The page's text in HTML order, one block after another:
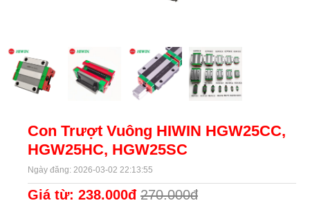
Con Trượt Vuông HIWIN HGW25CC,
HGW25HC, HGW25SC
Ngày đăng: 2026-03-02 22:13:55
Giá từ: 238.000đ 270.000đ